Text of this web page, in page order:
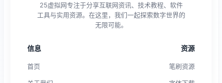
25虚拟网专注于分享互联网资讯、技术教程、软件
工具与实用资源。在这里，我们一起探索数字世界的
无限可能。
信息
首页
资源
笔刷资源